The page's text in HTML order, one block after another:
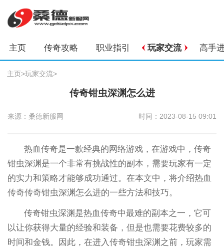
主页 传奇攻略 职业指引 玩家交流 高手
主页>玩家交流>
传奇钳虫深渊怎么进
来源：桑德新服网 时间：2023-08-15 09:01
热血传奇是一款经典的网络游戏，在游戏中，传奇
钳虫深渊是一个非常有挑战性的副本，需要玩家有一定
的实力和策略才能够成功通过。在本文中，将介绍热血
传奇传奇钳虫深渊怎么进的一些方法和技巧。
传奇钳虫深渊是热血传奇中最难的副本之一，它可
以让你获得大量的经验和装备，但是也需要花费较多的
时间和金钱。因此，在进入传奇钳虫深渊之前，玩家需